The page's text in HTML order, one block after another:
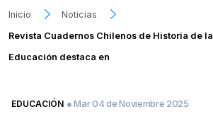
Inicio
Noticias
Revista Cuadernos Chilenos de Historia de la
Educación destaca en
EDUCACIÓN ● Mar 04 de Noviembre 2025